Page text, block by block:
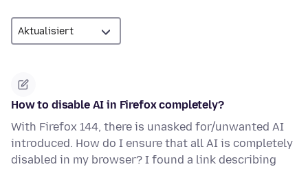
How to disable AI in Firefox completely?
With Firefox 144, there is unasked for/unwanted AI
introduced. How do I ensure that all AI is completely
disabled in my browser? I found a link describing